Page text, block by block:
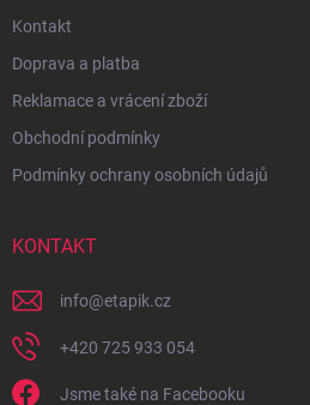
Kontakt
Doprava a platba
Reklamace a vrácení zboží
Obchodní podmínky
Podmínky ochrany osobních údajů
KONTAKT
info@etapik.cz
+420 725 933 054
Jsme také na Facebooku